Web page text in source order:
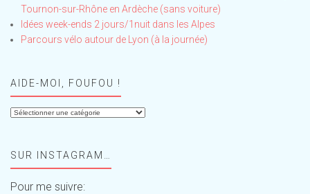
Tournon-sur-Rhône en Ardèche (sans voiture)
Idées week-ends 2 jours/1nuit dans les Alpes
Parcours vélo autour de Lyon (à la journée)
AIDE-MOI, FOUFOU !
Aide-
!SUR INSTAGRAM…
Pour me suivre: